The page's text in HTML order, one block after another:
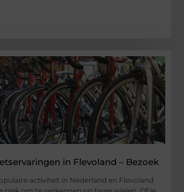
in Flevoland – Bezoek
activiteit in Nederland en Flevoland